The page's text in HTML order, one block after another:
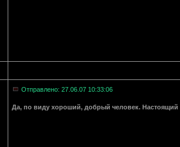
Отправлено: 27.06.07 10:33:06
Да, по виду хороший, добрый человек. Настоящий